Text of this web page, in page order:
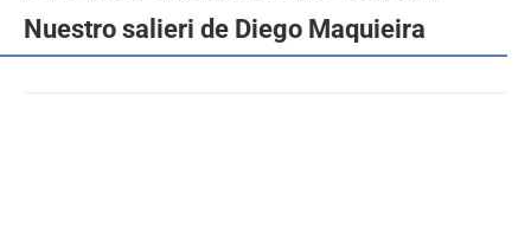
Nuestro salieri de Diego Maquieira